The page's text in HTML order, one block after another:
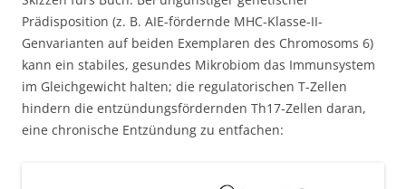
Prädisposition (z. B. AIE-fördernde MHC-Klasse-II-
Genvarianten auf beiden Exemplaren des Chromosoms 6)
kann ein stabiles, gesundes Mikrobiom das Immunsystem
im Gleichgewicht halten; die regulatorischen T-Zellen
hindern die entzündungsfördernden Th17-Zellen daran,
eine chronische Entzündung zu entfachen: